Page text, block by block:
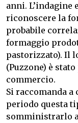
anni. L’indagine
riconoscere la
probabile
formaggio
pastorizzato). Il
(Puzzone) è
commercio.
Si raccomanda
periodo questa
somministrarlo